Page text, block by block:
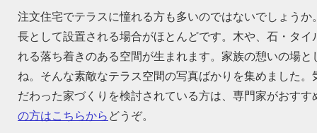
注文住宅でテラスに憧れる方も多いのではないでしょう
長として設置される場合がほとんどです。木や、石・タ
れる落ち着きのある空間が生まれます。家族の憩いの場
ね。そんな素敵なテラス空間の写真ばかりを集めました
だわった家づくりを検討されている方は、専門家がおす
の方はこちらから どうぞ。